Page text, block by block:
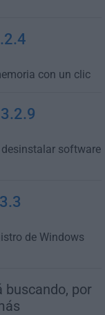
con un clic
software
de Windows
buscando, por